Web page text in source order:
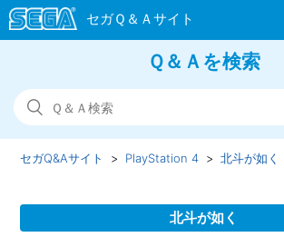
Ｑ＆Ａを検索
セガQ&Aサイト PlayStation 4 北斗が如く
北斗が如く